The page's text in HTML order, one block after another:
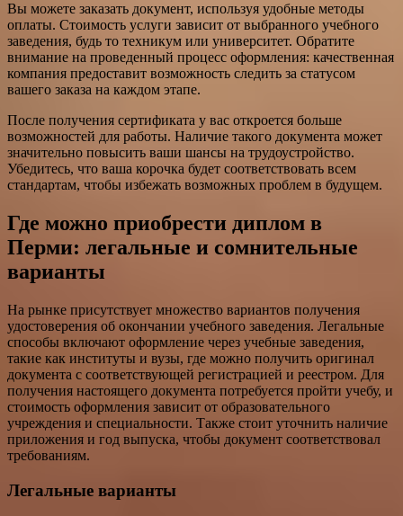
Вы можете заказать документ, используя удобные методы
оплаты. Стоимость услуги зависит от выбранного учебного
заведения, будь то техникум или университет. Обратите
внимание на проведенный процесс оформления: качественная
компания предоставит возможность следить за статусом
вашего заказа на каждом этапе.
После получения сертификата у вас откроется больше
возможностей для работы. Наличие такого документа может
значительно повысить ваши шансы на трудоустройство.
Убедитесь, что ваша корочка будет соответствовать всем
стандартам, чтобы избежать возможных проблем в будущем.
Где можно приобрести диплом в
Перми: легальные и сомнительные
варианты
На рынке присутствует множество вариантов получения
удостоверения об окончании учебного заведения. Легальные
способы включают оформление через учебные заведения,
такие как институты и вузы, где можно получить оригинал
документа с соответствующей регистрацией и реестром. Для
получения настоящего документа потребуется пройти учебу, и
стоимость оформления зависит от образовательного
учреждения и специальности. Также стоит уточнить наличие
приложения и год выпуска, чтобы документ соответствовал
требованиям.
Легальные варианты